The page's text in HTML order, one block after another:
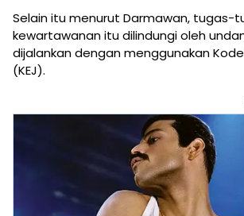
Selain itu menurut Darmawan, tugas-
kewartawanan itu dilindungi oleh
dijalankan dengan menggunakan
(KEJ).